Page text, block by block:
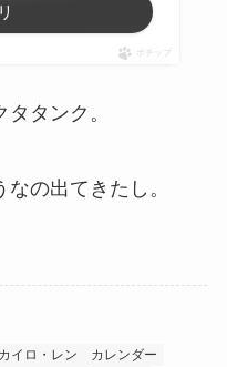
ポチップ
タンク。
の出てきたし。
カイロ・レン
カレンダー